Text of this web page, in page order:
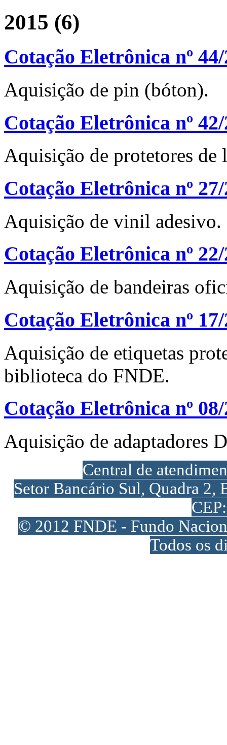
2015 (6)
Cotação Eletrônica nº
Aquisição de pin (bóton).
Cotação Eletrônica nº
Aquisição de protetores de
Cotação Eletrônica nº
Aquisição de vinil adesivo.
Cotação Eletrônica nº
Aquisição de bandeiras
Cotação Eletrônica nº
Aquisição de etiquetas
biblioteca do FNDE.
Cotação Eletrônica nº
Aquisição de adaptadores
Central de
Setor Bancário Sul, Quadra
© 2012 FNDE - Fundo
Todos os